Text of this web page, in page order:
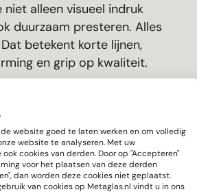
niet alleen visueel indruk
duurzaam presteren. Alles
betekent korte lijnen,
en grip op kwaliteit.
stopt niet bij engineering.
montage stemmen we af
van het project.
werken nauw samen met
en andere
website goed te laten werken en om volledig
website te analyseren. Met uw
cookies van derden. Door op "Accepteren"
voor het plaatsen van deze derden
dan worden deze cookies niet geplaatst.
van cookies op Metaglas.nl vindt u in ons